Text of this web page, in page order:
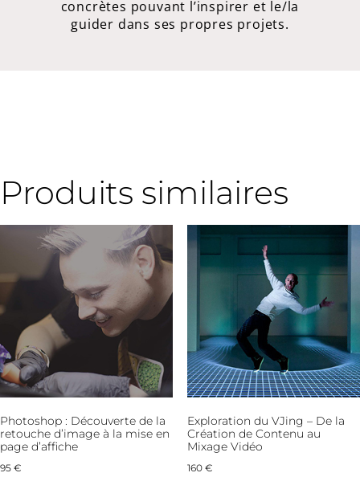
concrètes pouvant l’inspirer et le/la
guider dans ses propres projets.
Produits similaires
Photoshop : Découverte de la
retouche d’image à la mise en
page d’affiche
95 €
Exploration du VJing – De la
Création de Contenu au
Mixage Vidéo
160 €